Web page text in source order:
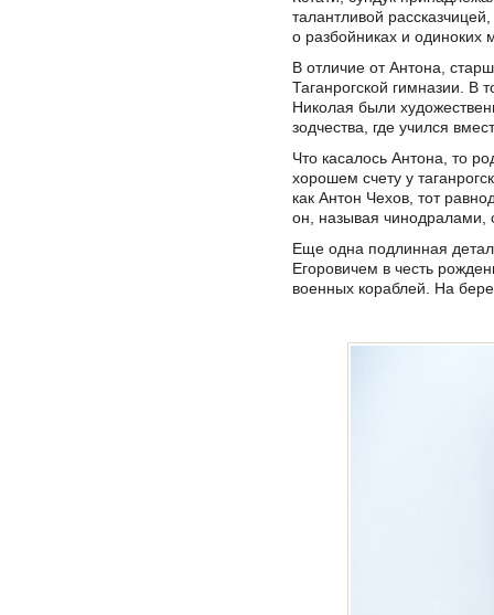
талантливой
о разбойниках и одиноких
В отличие от Антона,
Таганрогской гимназии. В
Николая были
зодчества, где учился
Что касалось Антона, то
хорошем счету у
как Антон Чехов, тот
он, называя чинодралами,
Еще одна подлинная
Егоровичем в честь
военных кораблей. На